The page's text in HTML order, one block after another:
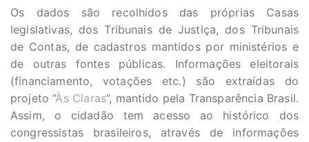
Os dados são recolhidos das próprias Casas
legislativas, dos Tribunais de Justiça, dos Tribunais
de Contas, de cadastros mantidos por ministérios e
de outras fontes públicas. Informações eleitorais
(financiamento, votações etc.) são extraídas do
projeto “Às Claras”, mantido pela Transparência Brasil.
Assim, o cidadão tem acesso ao histórico dos
congressistas brasileiros, através de informações